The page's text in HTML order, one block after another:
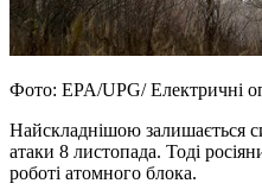
Фото: EPA/UPG/ Електричні
Найскладнішою залишається
атаки 8 листопада. Тоді
роботі атомного блока.